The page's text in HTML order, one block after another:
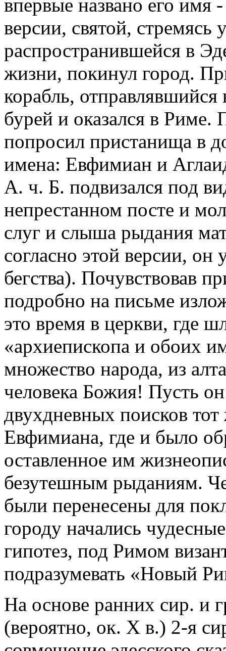
впервые названо его имя
версии, святой, стремясь
распространившейся в
жизни, покинул город.
корабль,
бурей и оказался в Риме.
попросил пристанища в
имена: Евфимиан и
А. ч. Б. подвизался под
непрестанном посте и
слуг и слыша рыдания
согласно этой версии, он
бегства). Почувствовав
подробно на письме
это время в церкви, где
«архиепископа и обоих
множество народа, из
человека Божия! Пусть
двухдневных поисков
Евфимиана, где и было
оставленное им
безутешным рыданиям.
были перенесены для
городу начались
гипотез, под Римом
подразумевать «Новый
На основе ранних сир. и
(вероятно, ок. Х в.) 2-я